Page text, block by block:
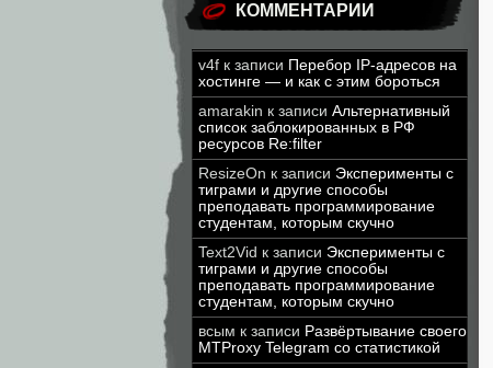
КОММЕНТАРИИ
v4f к записи Перебор IP-адресов на
хостинге — и как с этим бороться
amarakin к записи Альтернативный
список заблокированных в РФ
ресурсов Re:filter
ResizeOn к записи Эксперименты с
тиграми и другие способы
преподавать программирование
студентам, которым скучно
Text2Vid к записи Эксперименты с
тиграми и другие способы
преподавать программирование
студентам, которым скучно
всым к записи Развёртывание своего
MTProxy Telegram со статистикой